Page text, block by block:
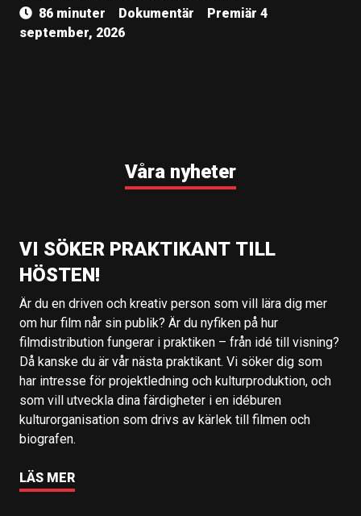
86 minuter Dokumentär
Premiär 4
september, 2026
Våra nyheter
VI SÖKER PRAKTIKANT TILL
HÖSTEN!
Är du en driven och kreativ person som vill lära dig mer
om hur film når sin publik? Är du nyfiken på hur
filmdistribution fungerar i praktiken – från idé till visning?
Då kanske du är vår nästa praktikant. Vi söker dig som
har intresse för projektledning och kulturproduktion, och
som vill utveckla dina färdigheter i en idéburen
kulturorganisation som drivs av kärlek till filmen och
biografen.
LÄS MER